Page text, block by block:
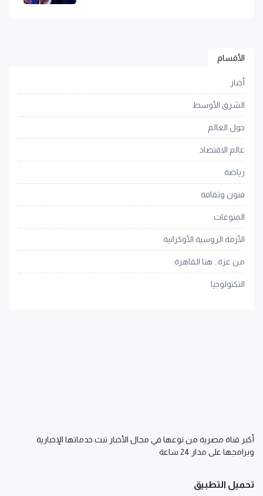
الأقسام
أخبار
الشرق الأوسط
حول العالم
عالم الاقتصاد
رياضة
فنون وثقافة
المنوعات
الأزمة الروسية الأوكرانية
من غزة.. هنا القاهرة
التكنولوجيا
أكبر قناة مصرية من نوعها في مجال الأخبار تبث خدماتها الإخبارية
وبرامجها على مدار 24 ساعة
تحميل التطبيق